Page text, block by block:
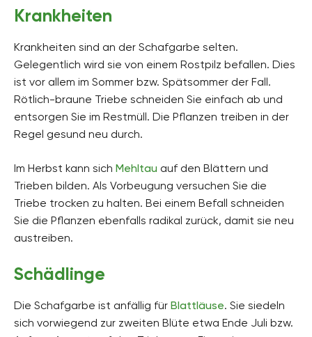
Krankheiten
Krankheiten sind an der Schafgarbe selten.
Gelegentlich wird sie von einem Rostpilz befallen. Dies
ist vor allem im Sommer bzw. Spätsommer der Fall.
Rötlich-braune Triebe schneiden Sie einfach ab und
entsorgen Sie im Restmüll. Die Pflanzen treiben in der
Regel gesund neu durch.
Im Herbst kann sich Mehltau auf den Blättern und
Trieben bilden. Als Vorbeugung versuchen Sie die
Triebe trocken zu halten. Bei einem Befall schneiden
Sie die Pflanzen ebenfalls radikal zurück, damit sie neu
austreiben.
Schädlinge
Die Schafgarbe ist anfällig für Blattläuse. Sie siedeln
sich vorwiegend zur zweiten Blüte etwa Ende Juli bzw.